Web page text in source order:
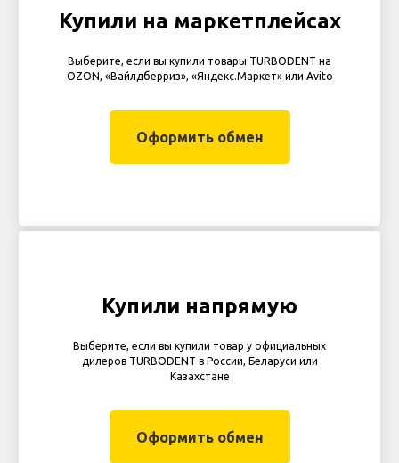
Купили на маркетплейсах
Выберите, если вы купили товары TURBODENT на
OZON, «Вайлдберриз», «Яндекс.Маркет» или Avito
Оформить обмен
Купили напрямую
Выберите, если вы купили товар у официальных
дилеров TURBODENT в России, Беларуси или
Казахстане
Оформить обмен